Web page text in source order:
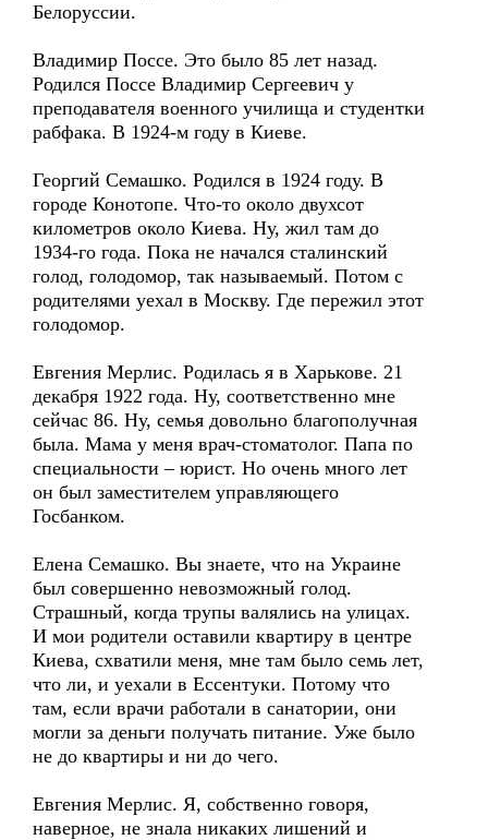
Белоруссии.
Владимир Поссе. Это было 85 лет назад.
Родился Поссе Владимир Сергеевич у
преподавателя военного училища и студентки
рабфака. В 1924-м году в Киеве.
Георгий Семашко. Родился в 1924 году. В
городе Конотопе. Что-то около двухсот
километров около Киева. Ну, жил там до
1934-го года. Пока не начался сталинский
голод, голодомор, так называемый. Потом с
родителями уехал в Москву. Где пережил этот
голодомор.
Евгения Мерлис. Родилась я в Харькове. 21
декабря 1922 года. Ну, соответственно мне
сейчас 86. Ну, семья довольно благополучная
была. Мама у меня врач-стоматолог. Папа по
специальности – юрист. Но очень много лет
он был заместителем управляющего
Госбанком.
Елена Семашко. Вы знаете, что на Украине
был совершенно невозможный голод.
Страшный, когда трупы валялись на улицах.
И мои родители оставили квартиру в центре
Киева, схватили меня, мне там было семь лет,
что ли, и уехали в Ессентуки. Потому что
там, если врачи работали в санатории, они
могли за деньги получать питание. Уже было
не до квартиры и ни до чего.
Евгения Мерлис. Я, собственно говоря,
наверное, не знала никаких лишений и